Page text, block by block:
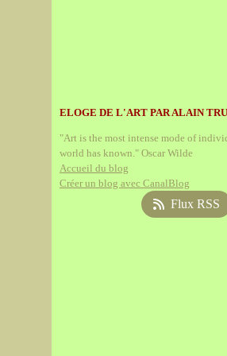
ELOGE DE L'ART PAR ALAIN
"Art is the most intense mode of
world has known." Oscar Wilde
Accueil du blog
Créer un blog avec CanalBlog
Flux RSS